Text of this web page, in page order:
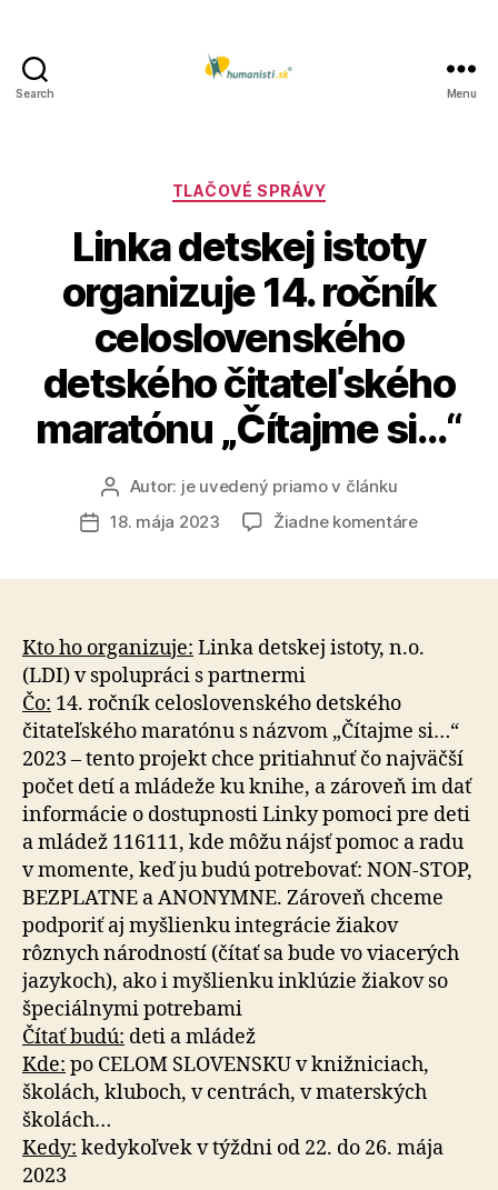
Search Menu
Kategórie
TLAČOVÉ SPRÁVY
Linka detskej istoty
organizuje 14. ročník
celoslovenského
detského čitateľského
maratónu „Čítajme si…“
Autor
článku
Autor: je uvedený priamo v článku
Dátum
18. mája 2023 Žiadne komentárena
14.
maratónu
„Čítajme
si…“
Kto ho organizuje: Linka detskej istoty, n.o.
(LDI) v spolupráci s partnermi
Čo: 14. ročník celoslovenského detského
čitateľského maratónu s názvom „Čítajme si…“
2023 – tento projekt chce pritiahnuť čo najväčší
počet detí a mládeže ku knihe, a zároveň im dať
informácie o dostupnosti Linky pomoci pre deti
a mládež 116111, kde môžu nájsť pomoc a radu
v momente, keď ju budú potrebovať: NON-STOP,
BEZPLATNE a ANONYMNE. Zároveň chceme
podporiť aj myšlienku integrácie žiakov
rôznych národností (čítať sa bude vo viacerých
jazykoch), ako i myšlienku inklúzie žiakov so
špeciálnymi potrebami
Čítať budú: deti a mládež
Kde: po CELOM SLOVENSKU v knižniciach,
školách, kluboch, v centrách, v materských
školách…
Kedy: kedykoľvek v týždni od 22. do 26. mája
2023